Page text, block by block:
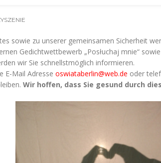
sowie zu unserer gemeinsamen Sicherheit
Gedichtwettbewerb „Posłuchaj mnie“
wir Sie schnellstmöglich informieren.
E-Mail Adresse oswiataberlin@web.de oder
Wir hoffen, dass Sie gesund durch